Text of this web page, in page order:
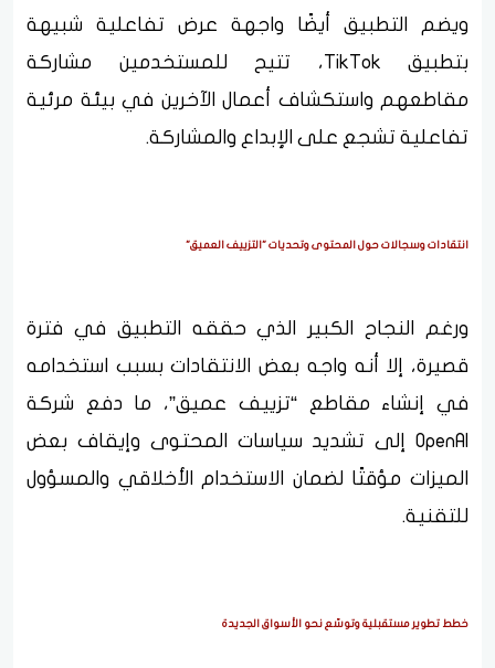
ويضم التطبيق أيضًا واجهة عرض تفاعلية شبيهة
بتطبيق TikTok، تتيح للمستخدمين مشاركة
مقاطعهم واستكشاف أعمال الآخرين في بيئة مرئية
تفاعلية تشجع على الإبداع والمشاركة.
انتقادات وسجالات حول المحتوى وتحديات "التزييف العميق"
ورغم النجاح الكبير الذي حققه التطبيق في فترة
قصيرة، إلا أنه واجه بعض الانتقادات بسبب استخدامه
في إنشاء مقاطع “تزييف عميق”، ما دفع شركة
OpenAI إلى تشديد سياسات المحتوى وإيقاف بعض
الميزات مؤقتًا لضمان الاستخدام الأخلاقي والمسؤول
للتقنية.
خطط تطوير مستقبلية وتوسّع نحو الأسواق الجديدة